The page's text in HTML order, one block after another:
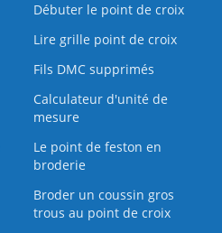
Débuter le point de croix
Lire grille point de croix
Fils DMC supprimés
Calculateur d'unité de
mesure
Le point de feston en
broderie
Broder un coussin gros
trous au point de croix